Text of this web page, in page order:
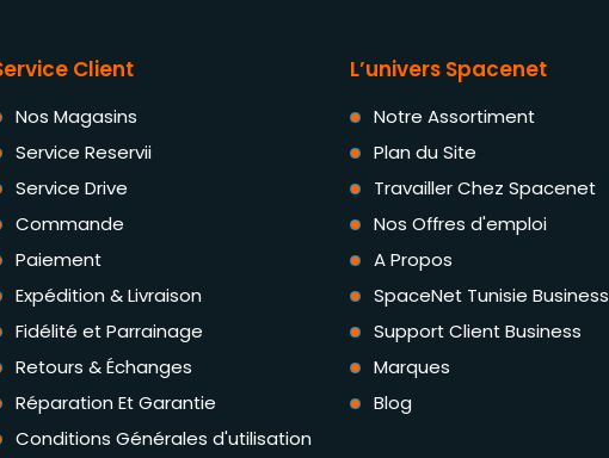
Client
Nos Magasins
Service Reservii
Service Drive
Commande
Paiement
Expédition & Livraison
Fidélité et Parrainage
Retours & Échanges
Réparation Et Garantie
Conditions Générales d'utilisation
L’univers Spacenet
Notre Assortiment
Plan du Site
Travailler Chez Spacenet
Nos Offres d'emploi
A Propos
SpaceNet Tunisie Business
Support Client Business
Marques
Blog